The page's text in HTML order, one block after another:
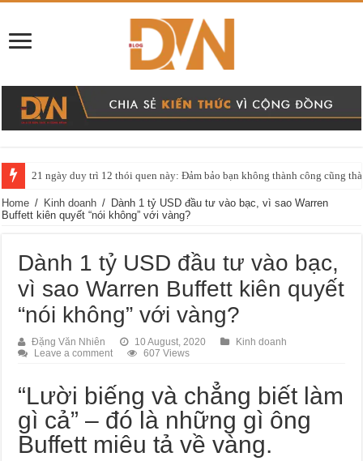
21 ngày duy trì 12 thói quen này: Đảm bảo bạn không thành công cũng
Home / Kinh doanh / Dành 1 tỷ USD đầu tư vào bạc, vì sao Warren
Buffett kiên quyết “nói không” với vàng?
Dành 1 tỷ USD đầu tư vào bạc,
vì sao Warren Buffett kiên quyết
“nói không” với vàng?
Đặng Văn Nhiên 10 August, 2020
Kinh doanh
Leave a comment
607 Views
“Lười biếng và chẳng biết làm
gì cả” – đó là những gì ông
Buffett miêu tả về vàng.